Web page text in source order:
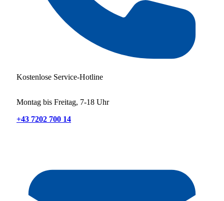
Kostenlose Service-Hotline
Montag bis Freitag, 7-18 Uhr
+43 7202 700 14